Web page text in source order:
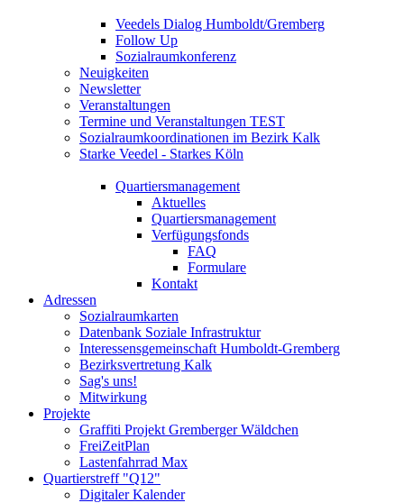
Veedels Dialog Humboldt/Gremberg
Follow Up
Sozialraumkonferenz
Neuigkeiten
Newsletter
Veranstaltungen
Termine und Veranstaltungen TEST
Sozialraumkoordinationen im Bezirk Kalk
Starke Veedel - Starkes Köln
Quartiersmanagement
Aktuelles
Quartiersmanagement
Verfügungsfonds
FAQ
Formulare
Kontakt
Adressen
Sozialraumkarten
Datenbank Soziale Infrastruktur
Interessensgemeinschaft Humboldt-Gremberg
Bezirksvertretung Kalk
Sag's uns!
Mitwirkung
Projekte
Graffiti Projekt Gremberger Wäldchen
FreiZeitPlan
Lastenfahrrad Max
Quartierstreff "Q12"
Digitaler Kalender